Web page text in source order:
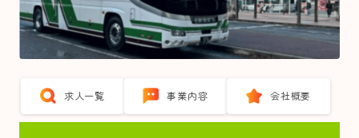
求人一覧 事業内容 会社概要